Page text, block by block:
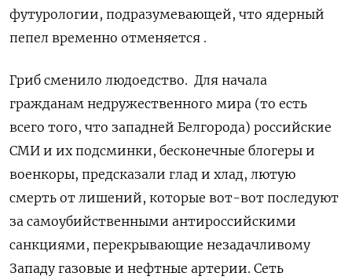
футурологии, подразумевающей, что ядерный
пепел временно отменяется .
Гриб сменило людоедство. Для начала
гражданам недружественного мира (то есть
всего того, что западней Белгорода) российские
СМИ и их подсминки, бесконечные блогеры и
военкоры, предсказали глад и хлад, лютую
смерть от лишений, которые вот-вот последуют
за самоубийственными антироссийскими
санкциями, перекрывающие незадачливому
Западу газовые и нефтные артерии. Сеть